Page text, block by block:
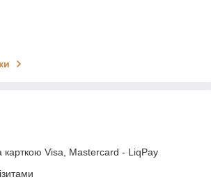
Visa, Mastercard - LiqPay